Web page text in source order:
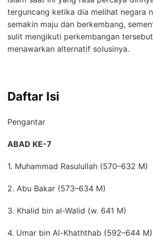
terguncang ketika dia melihat negara
semakin maju dan berkembang,
sulit mengikuti perkembangan
menawarkan alternatif solusinya.
Daftar Isi
Pengantar
ABAD KE-7
1. Muhammad Rasulullah (570–632 M)
2. Abu Bakar (573–634 M)
3. Khalid bin al-Walid (w. 641 M)
4. Umar bin Al-Khaththab (592–644 M)